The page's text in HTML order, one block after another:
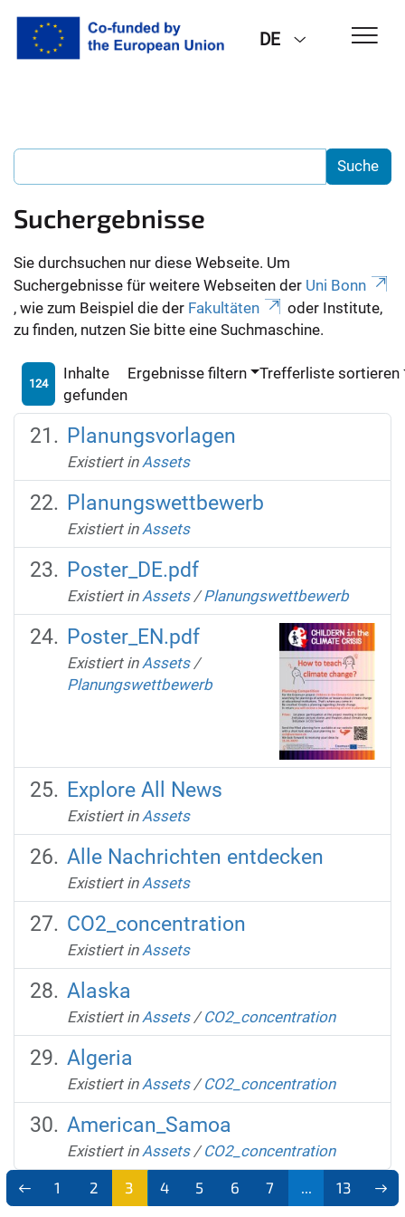
DE
Suchergebnisse
Sie durchsuchen nur diese Webseite. Um
Suchergebnisse für weitere Webseiten der Uni Bonn
, wie zum Beispiel die der Fakultäten
oder Institute,
zu finden, nutzen Sie bitte eine Suchmaschine.
124
Inhalte
gefunden
Ergebnisse filtern Trefferliste sortieren
Planungsvorlagen
Existiert in Assets
Planungswettbewerb
Existiert in Assets
Poster_DE.pdf
Existiert in Assets /Planungswettbewerb
Poster_EN.pdf
Existiert in Assets /
Planungswettbewerb
Explore All News
Existiert in Assets
Alle Nachrichten entdecken
Existiert in Assets
CO2_concentration
Existiert in Assets
Alaska
Existiert in Assets /CO2_concentration
Algeria
Existiert in Assets /CO2_concentration
American_Samoa
Existiert in Assets /CO2_concentration
1 2
3
4 5 6 7 ... 13